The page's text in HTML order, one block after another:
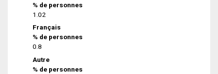
% de personnes
1.02
Français
% de personnes
0.8
Autre
% de personnes